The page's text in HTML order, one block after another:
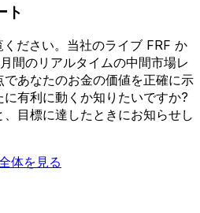
ト
ださい。当社のライブ FRF か
間のリアルタイムの中間市場レ
あなたのお金の価値を正確に示
有利に動くか知りたいですか?
目標に達したときにお知らせし
体を見る